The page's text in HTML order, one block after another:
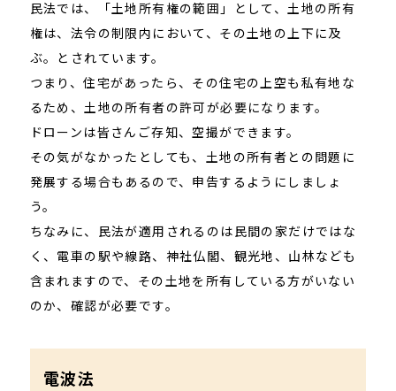
民法では、「土地所有権の範囲」として、土地の所有
権は、法令の制限内において、その土地の上下に及
ぶ。とされています。
つまり、住宅があったら、その住宅の上空も私有地な
るため、土地の所有者の許可が必要になります。
ドローンは皆さんご存知、空撮ができます。
その気がなかったとしても、土地の所有者との問題に
発展する場合もあるので、申告するようにしましょ
う。
ちなみに、民法が適用されるのは民間の家だけではな
く、電車の駅や線路、神社仏閣、観光地、山林なども
含まれますので、その土地を所有している方がいない
のか、確認が必要です。
電波法